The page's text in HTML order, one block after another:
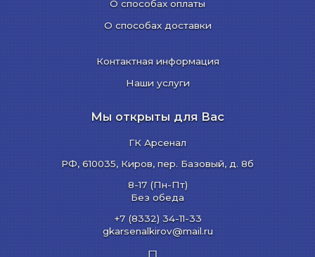
О способах оплаты
О способах доставки
Контактная информация
Наши услуги
Мы открыты для Вас
ГК Арсенал
РФ, 610035, Киров, пер. Базовый, д. 8б
8-17 (Пн-Пт)
Без обеда
+7 (8332) 34-11-33
gkarsenalkirov@mail.ru